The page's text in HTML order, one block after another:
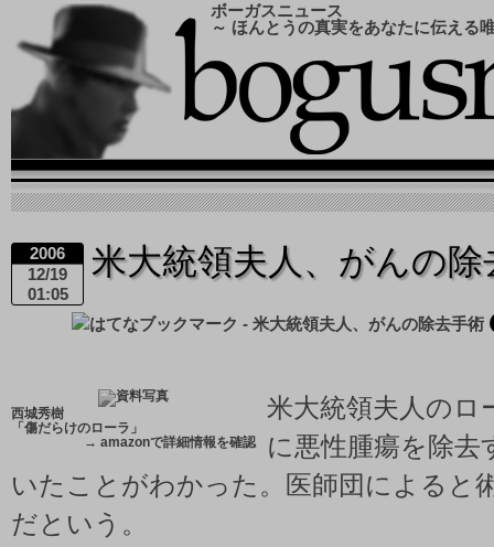
ボーガスニュース
～ ほんとうの真実をあなたに伝える
2006
12/19
01:05
米大統領夫人、がんの
西城秀樹
「傷だらけのローラ」
→ amazonで詳細情報を確認
米大統領夫人のロ
に悪性腫瘍を除去
いたことがわかった。医師団によると
だという。